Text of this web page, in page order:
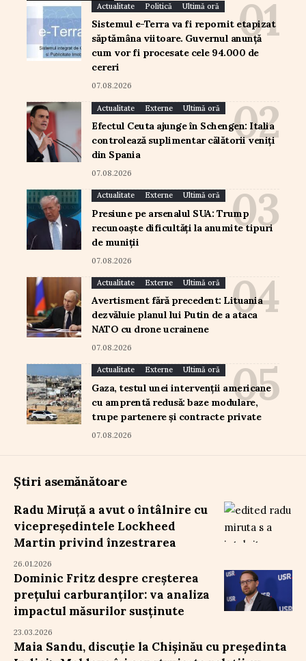
Actualitate Politică Ultimă oră
Sistemul e-Terra va fi repornit etapizat
săptămâna viitoare. Guvernul anunță
cum vor fi procesate cele 94.000 de
cereri
07.08.2026
Actualitate Externe Ultimă oră
Efectul Ceuta ajunge în Schengen: Italia
controlează suplimentar călătorii veniți
din Spania
07.08.2026
Actualitate Externe Ultimă oră
Presiune pe arsenalul SUA: Trump
recunoaște dificultăți la anumite tipuri
de muniții
07.08.2026
Actualitate Externe Ultimă oră
Avertisment fără precedent: Lituania
dezvăluie planul lui Putin de a ataca
NATO cu drone ucrainene
07.08.2026
Actualitate Externe Ultimă oră
Gaza, testul unei intervenții americane
cu amprentă redusă: baze modulare,
trupe partenere și contracte private
07.08.2026
Știri asemănătoare
Radu Miruță a avut o întâlnire cu
vicepreședintele Lockheed
Martin privind înzestrarea
26.01.2026
Dominic Fritz despre creșterea
prețului carburanților: va analiza
impactul măsurilor susținute
23.03.2026
Maia Sandu, discuție la Chișinău cu președinta